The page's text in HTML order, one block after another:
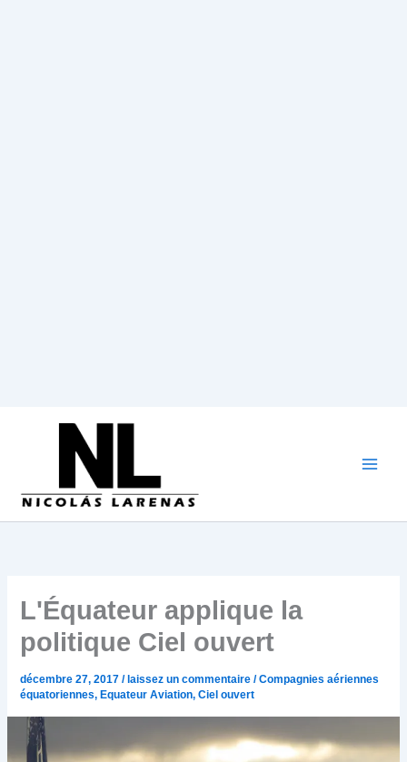
L'Équateur applique la
politique Ciel ouvert
décembre 27, 2017/ laissez un commentaire /Compagnies aériennes
équatoriennes, Equateur Aviation,Ciel ouvert